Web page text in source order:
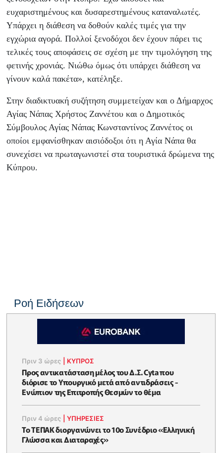
ευχαριστημένους και δυσαρεστημένους καταναλωτές.
Υπάρχει η διάθεση να δοθούν καλές τιμές για την
εγχώρια αγορά. Πολλοί ξενοδόχοι δεν έχουν πάρει τις
τελικές τους αποφάσεις σε σχέση με την τιμολόγηση της
φετινής χρονιάς. Νιώθω όμως ότι υπάρχει διάθεση να
γίνουν καλά πακέτα», κατέληξε.
Στην διαδικτυακή συζήτηση συμμετείχαν και ο Δήμαρχος
Αγίας Νάπας Χρήστος Ζαννέτου και ο Δημοτικός
Σύμβουλος Αγίας Νάπας Κωνσταντίνος Ζαννέτος οι
οποίοι εμφανίσθηκαν αισιόδοξοι ότι η Αγία Νάπα θα
συνεχίσει να πρωταγωνιστεί στα τουριστικά δρώμενα της
Κύπρου.
Ροή Ειδήσεων
Πριν 3 ώρες ΚΥΠΡΟΣ
Προς αντικατάσταση μέλος του Δ.Σ. Cyta που
διόρισε το Υπουργικό μετά από αντιδράσεις -
Ενώπιον της Επιτροπής Θεσμών το θέμα
Πριν 4 ώρες |ΥΠΗΡΕΣΙΕΣ
Το ΤΕΠΑΚ διοργανώνει το 10ο Συνέδριο «Ελληνική
Γλώσσα και Διαταραχές»